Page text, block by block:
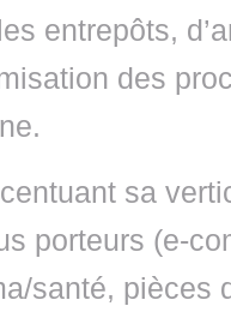
entrepôts,
des
sa
porteurs (e-
santé, pièces